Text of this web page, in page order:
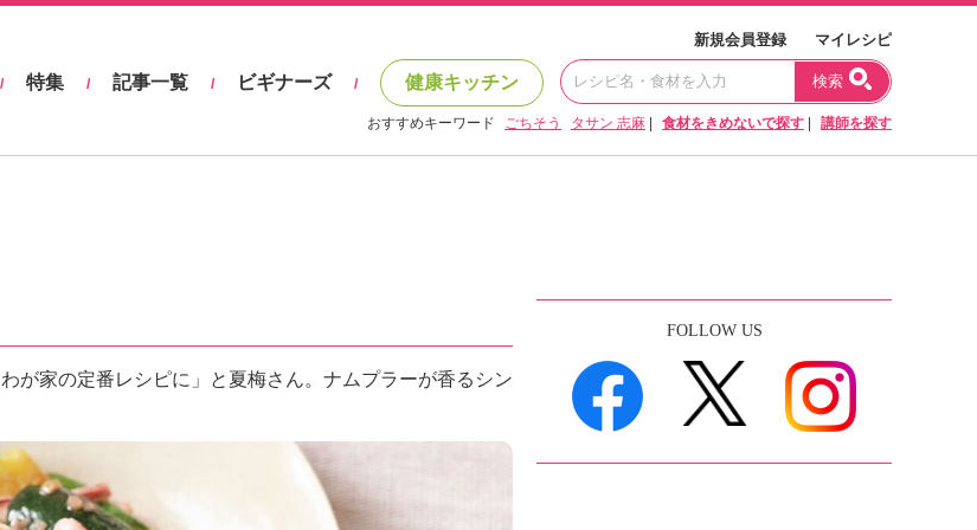
新規会員登録 マイレシピ
/ 特集 / 記事一覧 / ビギナーズ / 健康キッチン 検索
おすすめキーワード ごちそう タサン 志麻 食材をきめないで探す 講師を探す
が家の定番レシピに」と夏梅さん。ナムプラーが香るシン
FOLLOW US